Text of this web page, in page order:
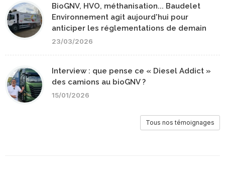
BioGNV, HVO, méthanisation... Baudelet
Environnement agit aujourd'hui pour
anticiper les réglementations de demain
23/03/2026
Interview : que pense ce « Diesel Addict »
des camions au bioGNV ?
15/01/2026
Tous nos témoignages